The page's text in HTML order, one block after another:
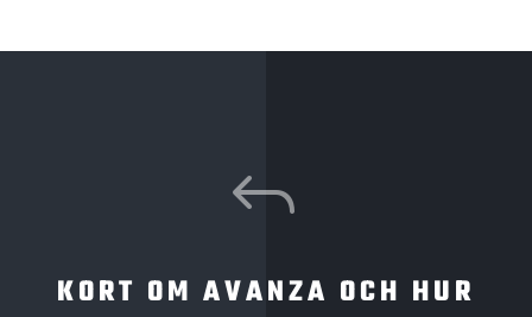
J
KORT OM AVANZA OCH HUR